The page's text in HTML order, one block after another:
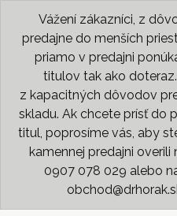
Vážení zákazníci, z
predajne do menších
priamo v predajni
titulov tak ako
z kapacitných dôvodov
skladu. Ak chcete prísť do
titul, poprosíme vás, aby
kamennej predajni
0907 078 029 alebo